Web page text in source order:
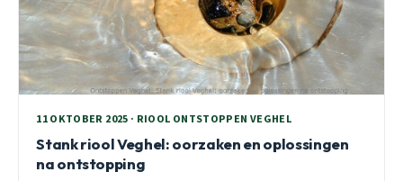
11 OKTOBER 2025 · RIOOL ONTSTOPPEN VEGHEL
Stank riool Veghel: oorzaken en oplossingen
na ontstopping